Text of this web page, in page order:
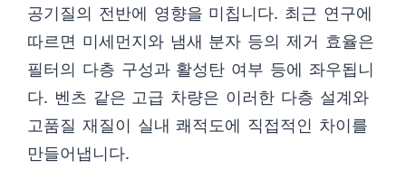
공기질의 전반에 영향을 미칩니다. 최근 연구에
따르면 미세먼지와 냄새 분자 등의 제거 효율은
필터의 다층 구성과 활성탄 여부 등에 좌우됩니
다. 벤츠 같은 고급 차량은 이러한 다층 설계와
고품질 재질이 실내 쾌적도에 직접적인 차이를
만들어냅니다.